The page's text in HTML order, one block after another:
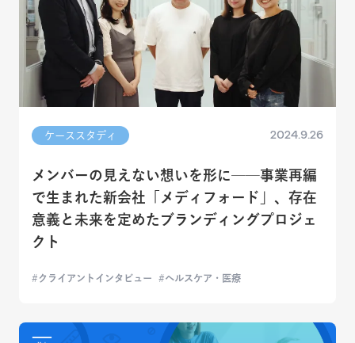
ケーススタディ 2024.9.26
メンバーの見えない想いを形に──事業再編
で生まれた新会社「メディフォード」、存在
意義と未来を定めたブランディングプロジェ
クト
クライアントインタビュー ヘルスケア・医療